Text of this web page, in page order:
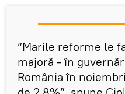
”Marile reforme le
majoră - în
România în